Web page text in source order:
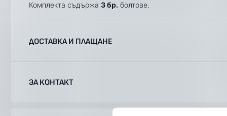
Комплекта съдържа 3 бр. болтове.
ДОСТАВКА И ПЛАЩАНЕ
ЗА КОНТАКТ